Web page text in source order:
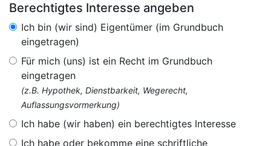
Berechtigtes Interesse angeben
Ich bin (wir sind) Eigentümer (im Grundbuch
eingetragen)
Für mich (uns) ist ein Recht im Grundbuch
eingetragen
(z.B. Hypothek, Dienstbarkeit, Wegerecht,
Auflassungsvormerkung)
Ich habe (wir haben) ein berechtigtes Interesse
Ich habe oder bekomme eine schriftliche